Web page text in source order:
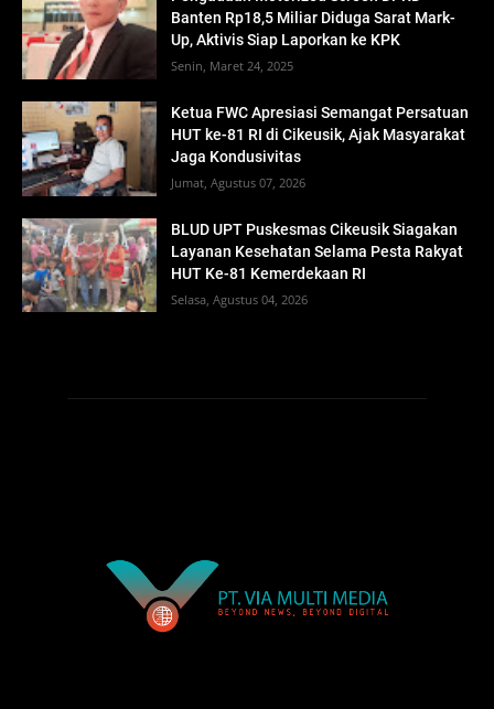
Banten Rp18,5 Miliar Diduga Sarat Mark-
Up, Aktivis Siap Laporkan ke KPK
Senin, Maret 24, 2025
Ketua FWC Apresiasi Semangat Persatuan
HUT ke-81 RI di Cikeusik, Ajak Masyarakat
Jaga Kondusivitas
Jumat, Agustus 07, 2026
BLUD UPT Puskesmas Cikeusik Siagakan
Layanan Kesehatan Selama Pesta Rakyat
HUT Ke-81 Kemerdekaan RI
Selasa, Agustus 04, 2026